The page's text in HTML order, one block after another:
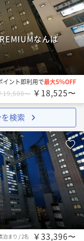
なんば
イント即利用で最大5％OFF
19,500〜 ￥18,525〜
検索
泊まり /2名 ￥33,396〜